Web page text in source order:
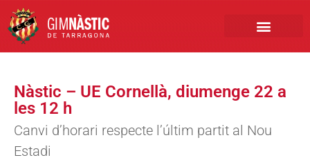
Nàstic – UE Cornellà, diumenge 22 a
les 12 h
Canvi d’horari respecte l’últim partit al Nou
Estadi